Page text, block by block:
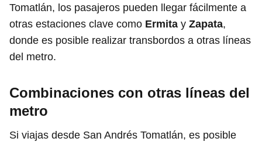
Tomatlán, los pasajeros pueden llegar fácilmente a
otras estaciones clave como Ermita y Zapata,
donde es posible realizar transbordos a otras líneas
del metro.
Combinaciones con otras líneas del
metro
Si viajas desde San Andrés Tomatlán, es posible